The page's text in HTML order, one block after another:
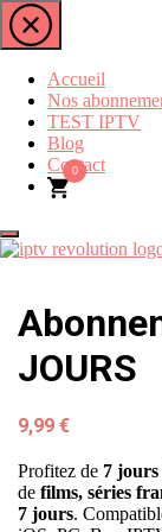
Skip
to
the
contentAccueil
Nos
TEST IPTV
Blog
Contact
0
Meilleur
JOURS
9,99 €
Profitez de 7 jours
de films, séries
7 jours.